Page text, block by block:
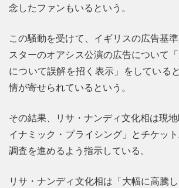
念したファンもいるという。
この騒動を受けて、イギリスの広告基
スターのオアシス公演の広告について
について誤解を招く表示」をしている
情が寄せられているという。
その結果、リサ・ナンディ文化相は現
イナミック・プライシング」とチケッ
調査を進めるよう指示している。
リサ・ナンディ文化相は「大幅に高騰